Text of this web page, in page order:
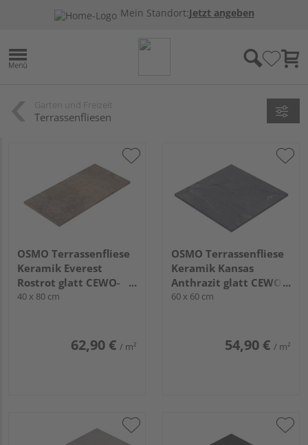
Mein Standort:Jetzt angeben
Terrassenfliesen
OSMO Terrassenfliese
Keramik Everest
Rostrot glatt CEWO-
DECK - 20 mm stark
40 x 80 cm
62,90 € / m²
OSMO Terrassenfliese
Keramik Kansas
Anthrazit glatt CEWO-
DECK - 20 mm stark
60 x 60 cm
54,90 € / m²